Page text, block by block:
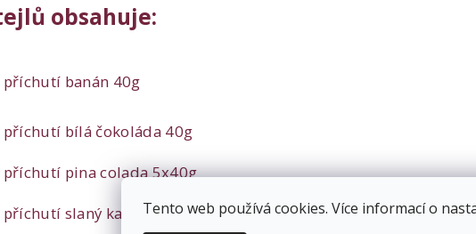
Tento web používá cookies. Více informací o
obsahuje:
banán 40g
bílá čokoláda 40g
příchutí pina colada 5x40g
slaný karamel 5x40g